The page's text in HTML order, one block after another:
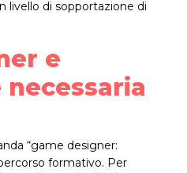
livello di sopportazione di
e
“game designer:
formativo. Per